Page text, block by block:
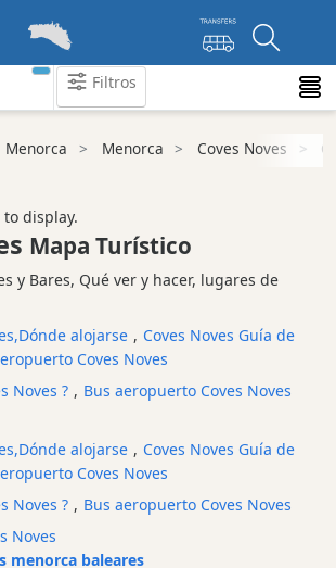
Filtros
Menorca Menorca Coves Noves
display.
Mapa Turístico
y Bares, Qué ver y hacer, lugares de
alojarse , Coves Noves Guía de
Coves Noves
Noves ? , Bus aeropuerto Coves Noves
alojarse , Coves Noves Guía de
Coves Noves
Noves ? , Bus aeropuerto Coves Noves
Noves
menorca baleares